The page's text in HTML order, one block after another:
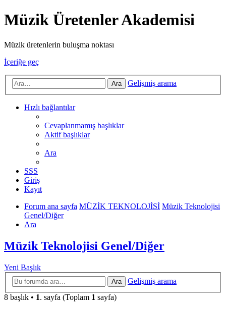
Müzik Üretenler Akademisi
Müzik üretenlerin buluşma noktası
İçeriğe geç
Ara Gelişmiş arama
Hızlı bağlantılar
Cevaplanmamış başlıklar
Aktif başlıklar
Ara
SSS
Giriş
Kayıt
Forum ana sayfa MÜZİK TEKNOLOJİSİ Müzik Teknolojisi
Genel/Diğer
Ara
Müzik Teknolojisi Genel/Diğer
Yeni Başlık
Ara
Gelişmiş arama
8 başlık • 1. sayfa (Toplam 1 sayfa)